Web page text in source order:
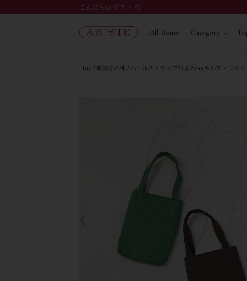
こんにちは ゲスト 様
All Items Category
Top 雑貨その他 パールストラップ付き2wayキルティング